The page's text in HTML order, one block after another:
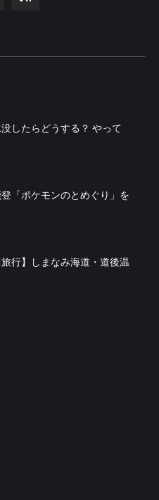
したらどうする？ やって
登「ポケモンのとめぐり」を
旅行】しまなみ海道・道後温